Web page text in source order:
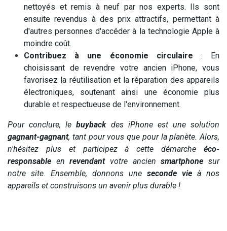
nettoyés et remis à neuf par nos experts. Ils sont
ensuite revendus à des prix attractifs, permettant à
d'autres personnes d'accéder à la technologie Apple à
moindre coût.
Contribuez à une économie circulaire : En
choisissant de revendre votre ancien iPhone, vous
favorisez la réutilisation et la réparation des appareils
électroniques, soutenant ainsi une économie plus
durable et respectueuse de l'environnement.
Pour conclure, lebuyback des iPhone est une solution
gagnant-gagnant, tant pour vous que pour la planète. Alors,
n'hésitez plus et participez à cette démarche éco-
responsable enrevendant votre anciensmartphonesur
notre site. Ensemble, donnons une seconde vie à nos
appareils et construisons un avenir plus durable !